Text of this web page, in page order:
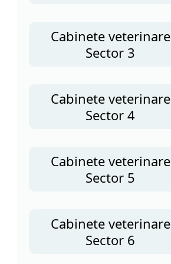
Cabinete veterinare
Sector 3
Cabinete veterinare
Sector 4
Cabinete veterinare
Sector 5
Cabinete veterinare
Sector 6